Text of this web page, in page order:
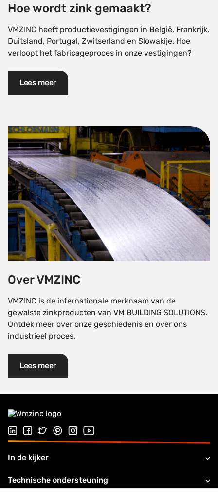
Hoe wordt zink gemaakt?
VMZINC heeft productievestigingen in België, Frankrijk,
Duitsland, Portugal, Zwitserland en Slowakije. Hoe
verloopt het fabricageproces in onze vestigingen?
Lees meer
Over VMZINC
Over VMZINC
VMZINC is de internationale merknaam van de
gewalste zinkproducten van VM BUILDING SOLUTIONS.
Ontdek meer over onze geschiedenis en over ons
industrieel proces.
Lees meer
Volg ons op LinkedIn
Volg ons op Facebook
Volg ons op Twitter
Volg ons op Pinterest
Volg ons op Instagram
Bezoek ons YouTube-kanaal
In de kijker
Technische ondersteuning